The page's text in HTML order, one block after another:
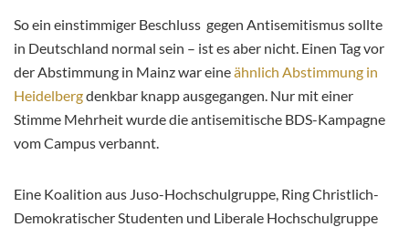
So ein einstimmiger Beschluss gegen Antisemitismus sollte
in Deutschland normal sein – ist es aber nicht. Einen Tag vor
der Abstimmung in Mainz war eineähnlich Abstimmung in
Heidelbergdenkbar knapp ausgegangen. Nur mit einer
Stimme Mehrheit wurde die antisemitische BDS-Kampagne
vom Campus verbannt.
Eine Koalition aus Juso-Hochschulgruppe, Ring Christlich-
Demokratischer Studenten und Liberale Hochschulgruppe